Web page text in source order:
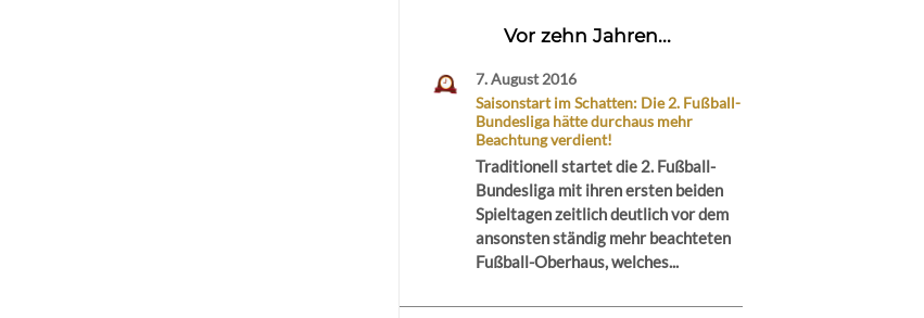
Vor zehn Jahren...
7. August 2016
Saisonstart im Schatten: Die 2. Fußball-
Bundesliga hätte durchaus mehr
Beachtung verdient!
Traditionell startet die 2. Fußball-
Bundesliga mit ihren ersten beiden
Spieltagen zeitlich deutlich vor dem
ansonsten ständig mehr beachteten
Fußball-Oberhaus, welches...